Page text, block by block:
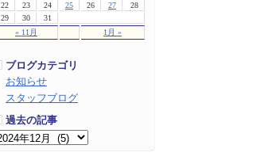
« 11月 1月 »
22
23 24 25 26 27
28
29
30 31
ブログカテゴリ
お知らせ
スタッフブログ
過去の記事